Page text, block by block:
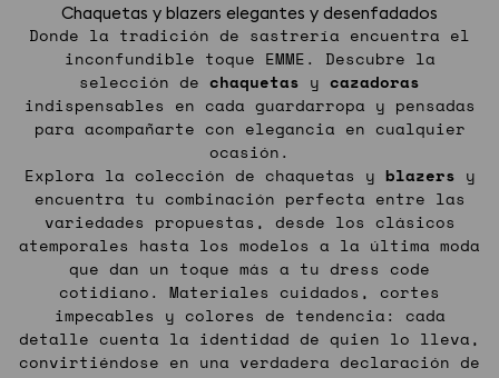
Chaquetas y blazers elegantes y desenfadados
Donde la tradición de sastrería encuentra el
inconfundible toque EMME. Descubre la
selección de chaquetas y cazadoras
indispensables en cada guardarropa y pensadas
para acompañarte con elegancia en cualquier
ocasión.
Explora la colección de chaquetas y blazers y
encuentra tu combinación perfecta entre las
variedades propuestas, desde los clásicos
atemporales hasta los modelos a la última moda
que dan un toque más a tu dress code
cotidiano. Materiales cuidados, cortes
impecables y colores de tendencia: cada
detalle cuenta la identidad de quien lo lleva,
convirtiéndose en una verdadera declaración de